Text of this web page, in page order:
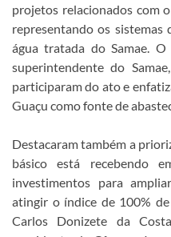
projetos relacionados com
representando os
água tratada do Samae.
superintendente do
participaram do ato e
Guaçu como fonte de
Destacaram também a
básico está recebendo
investimentos para
atingir o índice de 100%
Carlos Donizete da